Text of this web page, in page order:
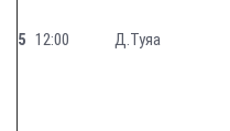
5 12:00 Д.Туяа